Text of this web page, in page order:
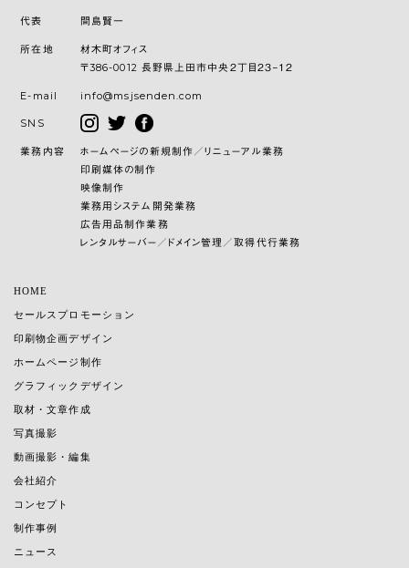
代表 間島賢一
所在地
材木町オフィス
〒386-0012 長野県上田市中央２丁目２３−１２
E-mail info@msjsenden.com
SNS
業務内容
ホームページの新規制作／リニューアル業務
印刷媒体の制作
映像制作
業務用システム開発業務
広告用品制作業務
レンタルサーバー／ドメイン管理／取得代行業務
HOME
セールスプロモーション
印刷物企画デザイン
ホームページ制作
グラフィックデザイン
取材・文章作成
写真撮影
動画撮影・編集
会社紹介
コンセプト
制作事例
ニュース